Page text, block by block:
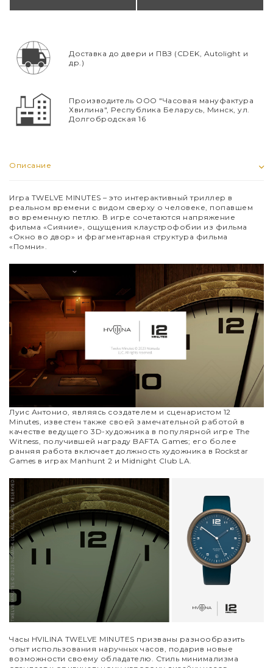
Доставка до двери и ПВЗ (CDEK, Autolight и
др.)
Производитель ООО "Часовая мануфактура
Хвилина", Республика Беларусь, Минск, ул.
Долгобродская 16
Описание
Игра TWELVE MINUTES – это интерактивный триллер в
реальном времени с видом сверху о человеке, попавшем
во временную петлю. В игре сочетаются напряжение
фильма «Сияние», ощущения клаустрофобии из фильма
«Окно во двор» и фрагментарная структура фильма
«Помни».
Луис Антонио, являясь создателем и сценаристом 12
Minutes, известен также своей замечательной работой в
качестве ведущего 3D-художника в популярной игре The
Witness, получившей награду BAFTA Games; его более
ранняя работа включает должность художника в Rockstar
Games в играх Manhunt 2 и Midnight Club LA.
Часы HVILINA TWELVE MINUTES призваны разнообразить
опыт использования наручных часов, подарив новые
возможности своему обладателю. Стиль минимализма